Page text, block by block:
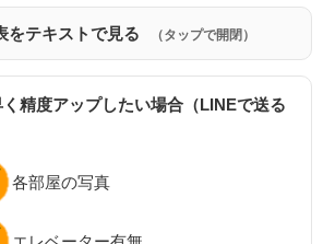
をテキストで見る （タップで開閉）
く精度アップしたい場合（LINEで送る
各部屋の写真